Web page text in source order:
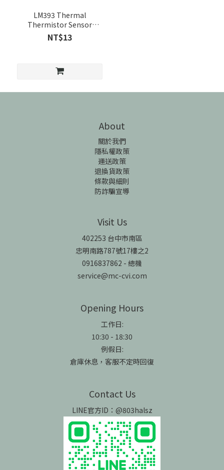
LM393 Thermal
Thermistor Sensor
Module
NT$13
About
關於我們
隱私權政策
運送政策
退換貨政策
條款與細則
防詐騙宣導
Visit Us
402253 台中市南區
忠明南路787號17樓之2
0916837862 - 總機
service@mc-cvi.com
Opening Hours
工作日:
10:30 - 18:30
例假日:
倉庫休息，客服不定時回復
Contact Us
LINE官方ID：@803halsz